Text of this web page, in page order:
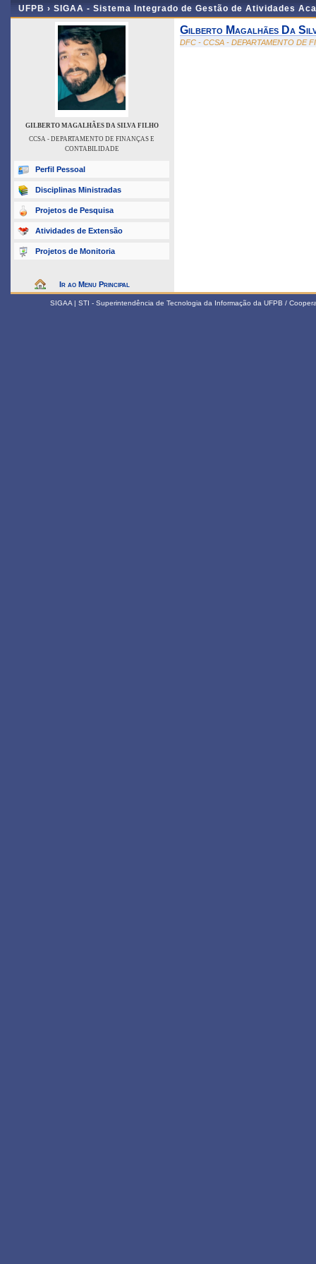
UFPB › SIGAA - Sistema Integrado de Gestão de Atividades
GILBERTO MAGALHÃES DA SILVA FILHO
CCSA - DEPARTAMENTO DE FINANÇAS E
CONTABILIDADE
Perfil Pessoal
Disciplinas Ministradas
Projetos de Pesquisa
Atividades de Extensão
Projetos de Monitoria
Ir ao Menu Principal
Gilberto Magalhães Da
DFC - CCSA - DEPARTAMENTO DE
SIGAA | STI - Superintendência de Tecnologia da Informação da UFPB /